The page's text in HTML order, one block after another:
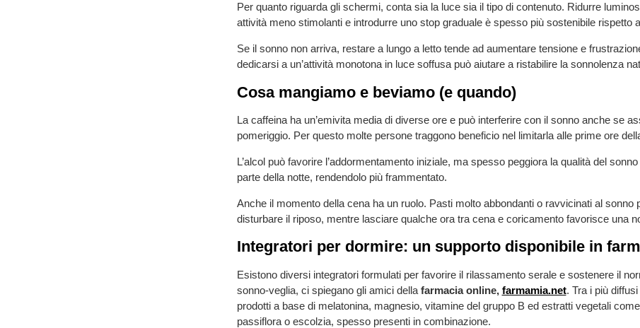
Per quanto riguarda gli schermi, conta sia la luce sia il tipo di contenuto. Ridurre
attività meno stimolanti e introdurre uno stop graduale è spesso più sostenibile rispetto
Se il sonno non arriva, restare a lungo a letto tende ad aumentare tensione e
dedicarsi a un’attività monotona in luce soffusa può aiutare a ristabilire la sonnolenza
Cosa mangiamo e beviamo (e quando)
La caffeina ha un’emivita media di diverse ore e può interferire con il sonno anche se
pomeriggio. Per questo molte persone traggono beneficio nel limitarla alle prime ore
L’alcol può favorire l’addormentamento iniziale, ma spesso peggiora la qualità del
parte della notte, rendendolo più frammentato.
Anche il momento della cena ha un ruolo. Pasti molto abbondanti o ravvicinati al sonno
disturbare il riposo, mentre lasciare qualche ora tra cena e coricamento favorisce una
Integratori per dormire: un supporto disponibile in
Esistono diversi integratori formulati per favorire il rilassamento serale e sostenere il
sonno-veglia, ci spiegano gli amici della farmacia online, farmamia.net. Tra i più
prodotti a base di melatonina, magnesio, vitamine del gruppo B ed estratti vegetali
passiflora o escolzia, spesso presenti in combinazione.